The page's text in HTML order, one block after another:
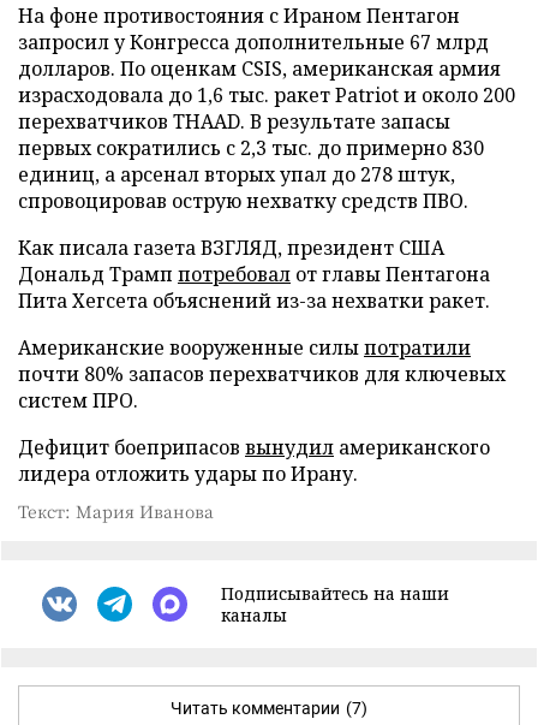
На фоне противостояния с Ираном Пентагон
запросил у Конгресса дополнительные 67 млрд
долларов. По оценкам CSIS, американская армия
израсходовала до 1,6 тыс. ракет Patriot и около 200
перехватчиков THAAD. В результате запасы
первых сократились с 2,3 тыс. до примерно 830
единиц, а арсенал вторых упал до 278 штук,
спровоцировав острую нехватку средств ПВО.
Как писала газета ВЗГЛЯД, президент США
Дональд Трамп потребовал от главы Пентагона
Пита Хегсета объяснений из-за нехватки ракет.
Американские вооруженные силыпотратили
почти 80% запасов перехватчиков для ключевых
систем ПРО.
Дефицит боеприпасов вынудил американского
лидера отложить удары по Ирану.
Текст: Мария Иванова
Подписывайтесь на наши
каналы
Читать комментарии (7)